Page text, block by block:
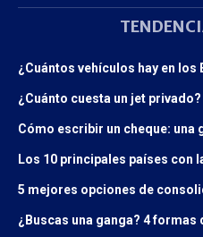
¿Cuántos vehículos hay en los
¿Cuánto cuesta un jet
Cómo escribir un cheque: una
Los 10 principales países con
5 mejores opciones de
¿Buscas una ganga? 4 formas